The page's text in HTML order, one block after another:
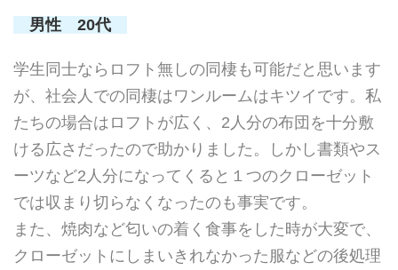
男性 20代
学生同士ならロフト無しの同棲も可能だと思います
が、社会人での同棲はワンルームはキツイです。私
たちの場合はロフトが広く、2人分の布団を十分敷
ける広さだったので助かりました。しかし書類やス
ーツなど2人分になってくると１つのクローゼット
では収まり切らなくなったのも事実です。
また、焼肉など匂いの着く食事をした時が大変で、
クローゼットにしまいきれなかった服などの後処理